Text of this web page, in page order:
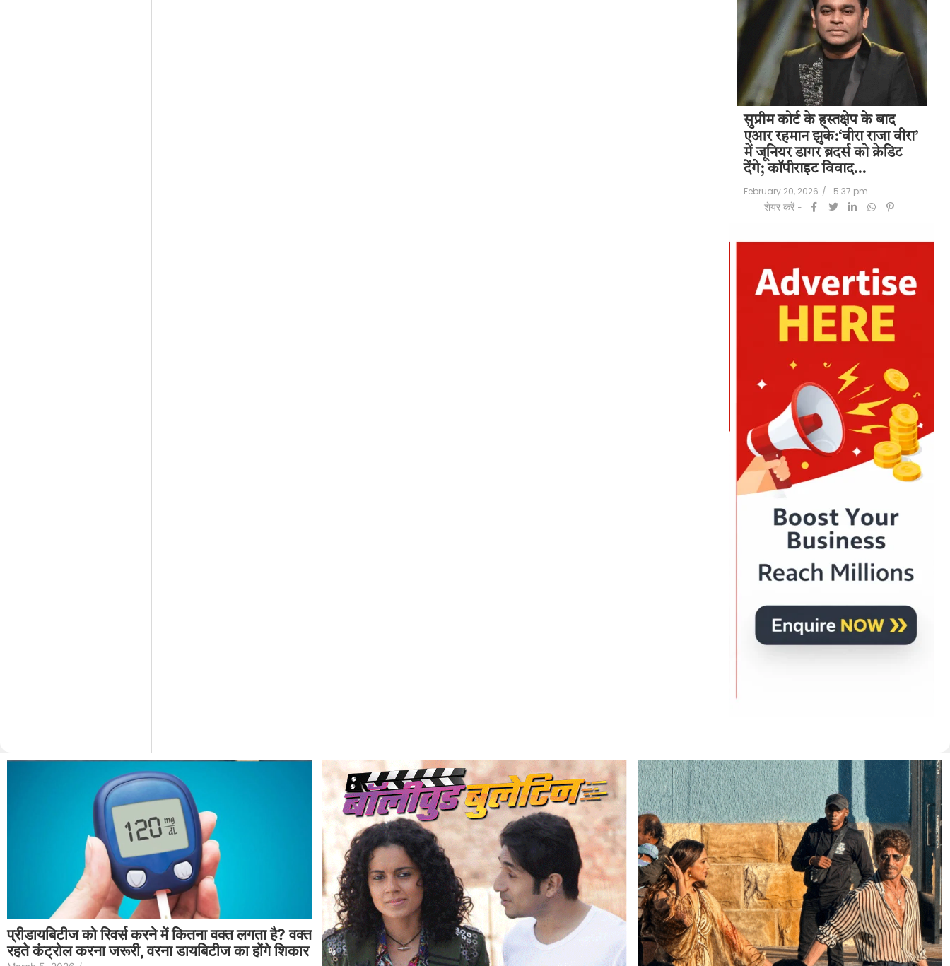
सुप्रीम कोर्ट के हस्तक्षेप के बाद
एआर रहमान झुके:‘वीरा राजा वीरा’
में जूनियर डागर ब्रदर्स को क्रेडिट
देंगे; कॉपीराइट विवाद…
February 20, 2026 /
5:37 pm
शेयर करें -
प्रीडायबिटीज को रिवर्स करने में कितना वक्त लगता है? वक्त
रहते कंट्रोल करना जरूरी, वरना डायबिटीज का होंगे शिकार